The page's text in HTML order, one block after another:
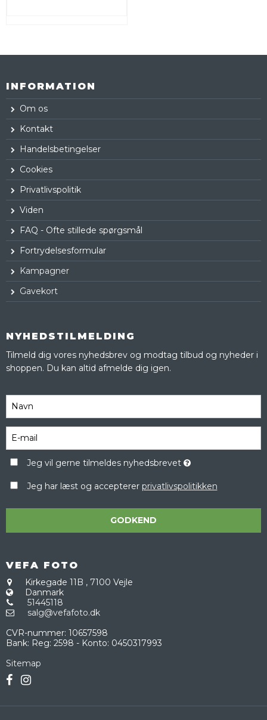
INFORMATION
Om os
Kontakt
Handelsbetingelser
Cookies
Privatlivspolitik
Viden
FAQ - Ofte stillede spørgsmål
Fortrydelsesformular
Kampagner
Gavekort
NYHEDSTILMELDING
Tilmeld dig vores nyhedsbrev og modtag tilbud og nyheder i
shoppen. Du kan altid afmelde dig igen.
Jeg vil gerne tilmeldes nyhedsbrevet
Jeg har læst og accepterer privatlivspolitikken
GODKEND
VEFA FOTO
Kirkegade 11B , 7100 Vejle
Danmark
51445118
salg@vefafoto.dk
CVR-nummer: 10657598
Bank: Reg: 2598 - Konto: 0450317993
Sitemap